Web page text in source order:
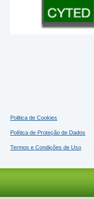
Politica de Cookies
Política de Proteção de Dados
Termos e Condições de Uso